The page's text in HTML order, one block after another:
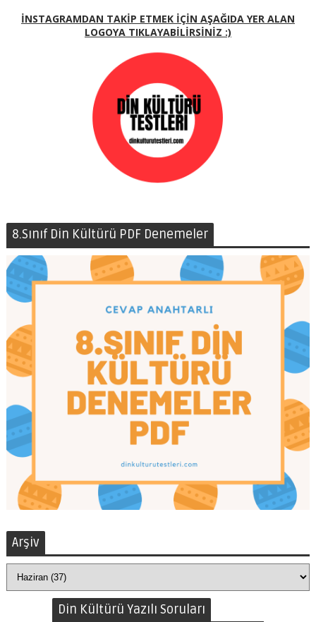
İNSTAGRAMDAN TAKİP ETMEK İÇİN AŞAĞIDA YER ALAN
LOGOYA TIKLAYABİLİRSİNİZ :)
8.Sınıf Din Kültürü PDF Denemeler
Arşiv
Din Kültürü Yazılı Soruları